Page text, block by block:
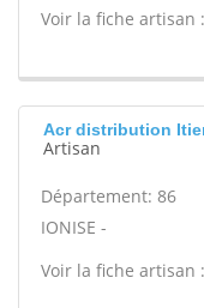
Voir la fiche artisan :
Acr distribution
Artisan
Département: 86
IONISE -
Voir la fiche artisan :